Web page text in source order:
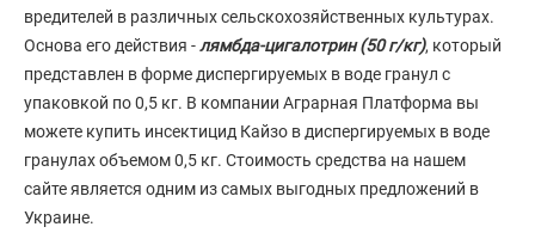
вредителей в различных сельскохозяйственных культурах.
Основа его действия -лямбда-цигалотрин (50 г/кг), который
представлен в форме диспергируемых в воде гранул с
упаковкой по 0,5 кг. В компании Аграрная Платформа вы
можете купить инсектицид Кайзо в диспергируемых в воде
гранулах объемом 0,5 кг. Стоимость средства на нашем
сайте является одним из самых выгодных предложений в
Украине.